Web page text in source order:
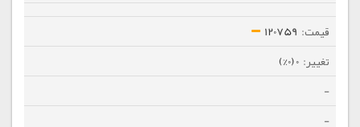
120759
0 (0%)
-
-